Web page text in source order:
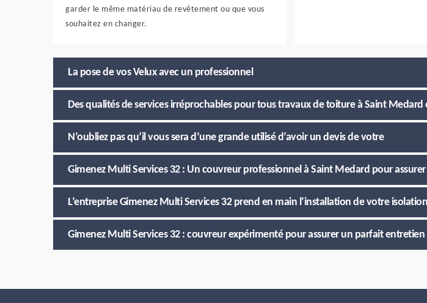
garder le même matériau de revêtement ou que vous
souhaitez en changer.
La pose de vos Velux avec un professionnel
Des qualités de services irréprochables pour tous travaux de toiture à Saint Medard
N’oubliez pas qu’il vous sera d’une grande utilisé d’avoir un devis de votre
Gimenez Multi Services 32 : Un couvreur professionnel à Saint Medard pour
L’entreprise Gimenez Multi Services 32 prend en main l’installation de votre
Gimenez Multi Services 32 : couvreur expérimenté pour assurer un parfait